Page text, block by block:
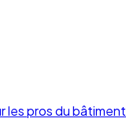
les pros du bâtiment